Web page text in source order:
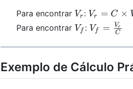
Para encontrar V_r
Vr : V_r =
C
\times
V_f
Vr = C ×
Para encontrar V_f
Vf : V_f =
{C}
Vf = C
Vr
Exemplo de Cálculo